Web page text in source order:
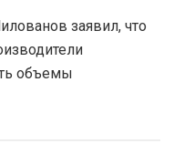
заявил, что
объемы